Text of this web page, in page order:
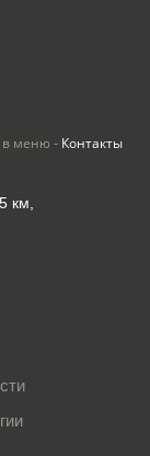
в меню - Контакты
км,